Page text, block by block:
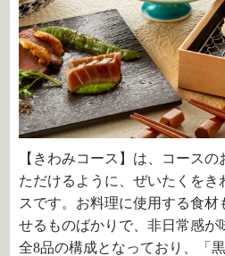
【きわみコース】は、コース
ただけるように、ぜいたくをき
スです。お料理に使用する食材
せるものばかりで、非日常感が
全8品の構成となっており、「